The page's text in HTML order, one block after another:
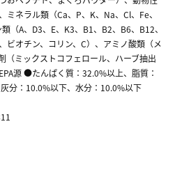
ネラル類（Ca、P、K、Na、Cl、Fe、
（A、D3、E、K3、B1、B2、B6、B12、
ビオチン、コリン、C）、アミノ酸類（メ
（ミックストコフェロール、ハーブ抽出
源 ●たんぱく質：32.0%以上、脂質：
分：10.0%以下、水分：10.0%以下